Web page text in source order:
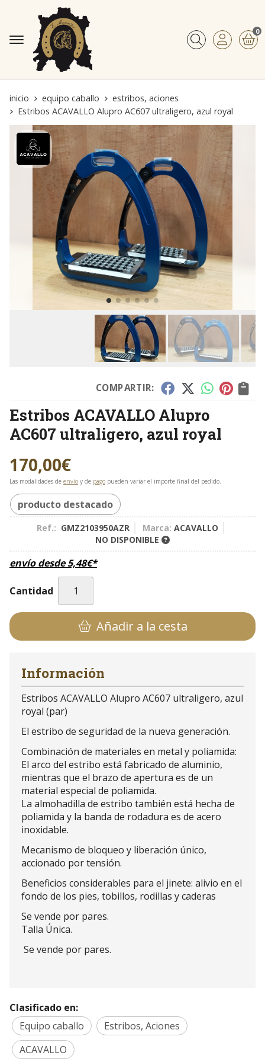
Buscar
0
inicio equipo caballo
estribos, aciones
Estribos ACAVALLO Alupro AC607 ultraligero, azul royal
COMPARTIR:
Estribos ACAVALLO Alupro
AC607 ultraligero, azul royal
170,00€
Las modalidades de envío y de pago pueden variar el importe final del pedido.
producto destacado
Ref.: GMZ2103950AZR Marca: ACAVALLO
NO DISPONIBLE
envío desde5,48€*
Cantidad
Añadir a la cesta
Información
Estribos ACAVALLO Alupro AC607 ultraligero, azul
royal (par)
El estribo de seguridad de la nueva generación.
Combinación de materiales en metal y poliamida:
El arco del estribo está fabricado de aluminio,
mientras que el brazo de apertura es de un
material especial de poliamida.
La almohadilla de estribo también está hecha de
poliamida y la banda de rodadura es de acero
inoxidable.
Mecanismo de bloqueo y liberación único,
accionado por tensión.
Beneficios considerables para el jinete: alivio en el
fondo de los pies, tobillos, rodillas y caderas
Se vende por pares.
Talla Única.
Se vende por pares.
Clasificado en:
Equipo caballo
Estribos, Aciones
ACAVALLO